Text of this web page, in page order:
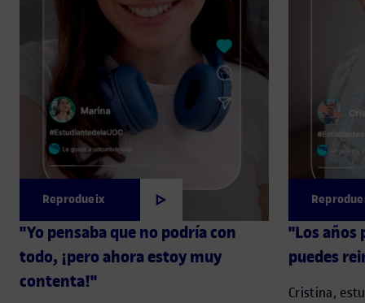
Reprodueix
"Yo pensaba que no podría con
todo, ¡pero ahora estoy muy
contenta!"
"Los años
puedes
Cristina,